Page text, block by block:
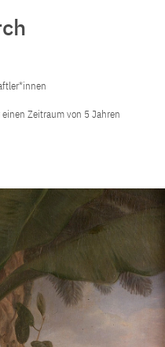
Zeitraum von 5 Jahren